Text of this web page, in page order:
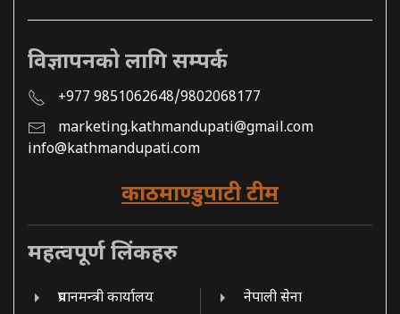
विज्ञापनको लागि सम्पर्क
+977 9851062648/9802068177
marketing.kathmandupati@gmail.com
info@kathmandupati.com
काठमाण्डुपाटी टीम
महत्वपूर्ण लिंकहरु
प्रधानमन्त्री कार्यालय
नेपाली सेना